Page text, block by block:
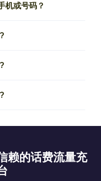
机或号码？
赖的话费流量充